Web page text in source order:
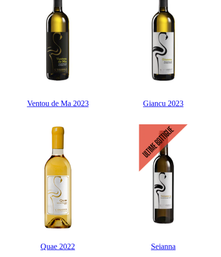
Ventou de Ma 2023 Giancu 2023
Quae 2022 Seianna